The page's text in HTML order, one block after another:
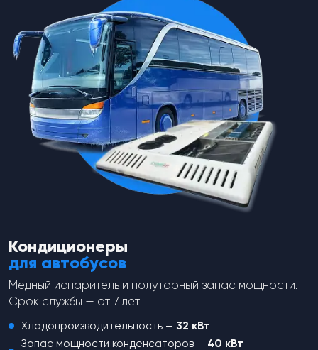
Фитинг RC-U0722 соед. под
обжимку, алюминий, O-Ring,
гайка, резьба 5/8″-18UNF, Ø
трубки 3/8″, G6, №6, #6 (8мм),
180°, без стакана.
spares-theme
Фитинг соединительный под
обжимку, алюминий,
присоединительный Ø 8,5 мм.,
O-Ring, гайка - сталь, резьба
5/8"-18UNF, Ø трубки 3/8", G6,
№6, #6 (8мм), 180°, без стакана.
Фитинг RC-U07073 соед. под
обжимку, алюминий, O-Ring,
гайка, резьба 5/8″-18UNF, Ø
трубки 3/8″, G6, №6, #6 (8мм),
90°, без стакана.
spares-theme
Фитинг соединительный под
обжимку, алюминий,
присоединительный Ø 8,5 мм.,
O-Ring, гайка - алюминий,
резьба 5/8"-18UNF, Ø трубки
3/8", G6, №6, #6 (8мм), 90°, без
стакана. от213₽
Перейти в каталог
Кондиционеры
для автобусов
Медный испаритель и полуторный запас мощности.
Срок службы — от 7 лет
Хладопроизводительность — 32 кВт
Запас мощности конденсаторов — 40 кВт